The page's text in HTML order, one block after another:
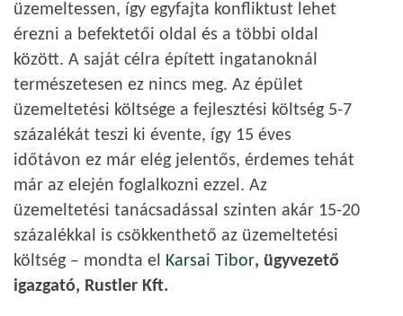
üzemeltessen, így egyfajta konfliktust lehet
érezni a befektetői oldal és a többi oldal
között. A saját célra épített ingatanoknál
természetesen ez nincs meg. Az épület
üzemeltetési költsége a fejlesztési költség 5-7
százalékát teszi ki évente, így 15 éves
időtávon ez már elég jelentős, érdemes tehát
már az elején foglalkozni ezzel. Az
üzemeltetési tanácsadással szinten akár 15-20
százalékkal is csökkenthető az üzemeltetési
költség – mondta el Karsai Tibor, ügyvezető
igazgató, Rustler Kft.